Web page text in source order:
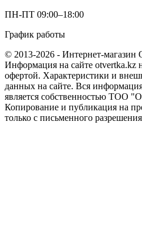
ПН-ПТ 09:00–18:00
График работы
© 2013-2026 - Интернет-магазин
Информация на сайте otvertka.kz
офертой. Характеристики и
данных на сайте. Вся
является собственностью ТОО
Копирование и публикация на
только с письменного